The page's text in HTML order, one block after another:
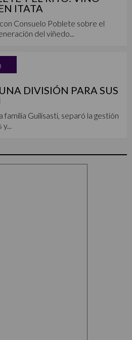
ITATA
Consuelo Poblete sobre el
del viñedo...
DIVISIÓN PARA SUS
familia Guilisasti, separó la gestión